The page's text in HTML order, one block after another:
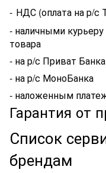
- НДС (оплата на р/с
- наличными
товара
- на р/с Приват Банка
- на р/с МоноБанка
- наложенным
Гарантия от
Список
брендам